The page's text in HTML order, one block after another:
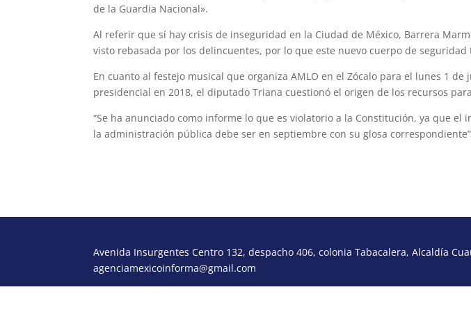
de la Guardia Nacional».
Al referir que sí hay crisis de inseguridad en la Ciudad de México, Barrera
visto rebasada por los delincuentes, por lo que este nuevo cuerpo de
En cuanto al festejo musical que organiza AMLO en el Zócalo para el lunes 1
presidencial en 2018, el diputado Triana cuestionó el origen de los recursos
“Se ha anunciado como informe lo que es violatorio a la Constitución, ya que el
la administración pública debe ser en septiembre con su glosa
Avenida Insurgentes Centro 132, despacho 406, colonia Tabacalera, Alcaldía
agenciamexicoinforma@gmail.com